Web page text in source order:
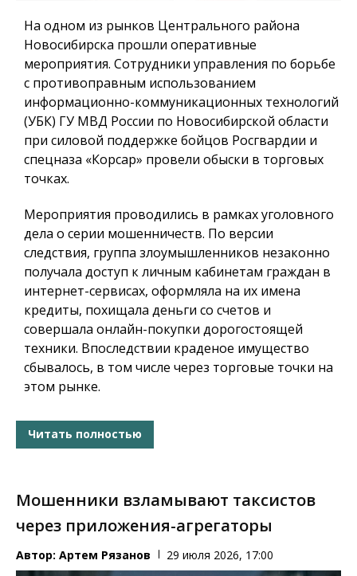
На одном из рынков Центрального района
Новосибирска прошли оперативные
мероприятия. Сотрудники управления по борьбе
с противоправным использованием
информационно-коммуникационных технологий
(УБК) ГУ МВД России по Новосибирской области
при силовой поддержке бойцов Росгвардии и
спецназа «Корсар» провели обыски в торговых
точках.
Мероприятия проводились в рамках уголовного
дела о серии мошенничеств. По версии
следствия, группа злоумышленников незаконно
получала доступ к личным кабинетам граждан в
интернет-сервисах, оформляла на их имена
кредиты, похищала деньги со счетов и
совершала онлайн-покупки дорогостоящей
техники. Впоследствии краденое имущество
сбывалось, в том числе через торговые точки на
этом рынке.
Читать полностью
Мошенники взламывают таксистов
через приложения-агрегаторы
Автор: Артем Рязанов 29 июля 2026, 17:00